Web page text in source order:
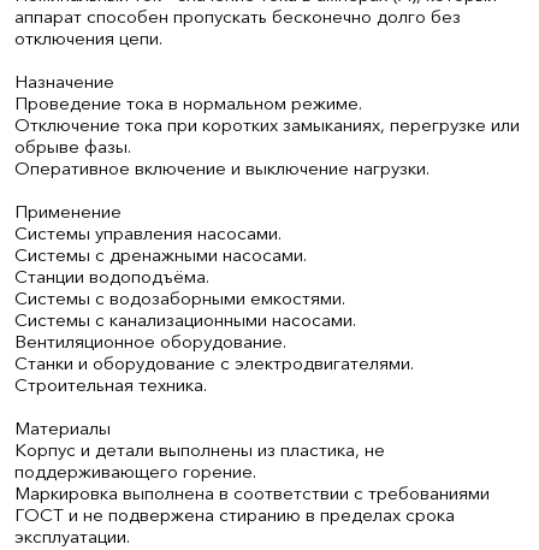
аппарат способен пропускать бесконечно долго без
отключения цепи.
Назначение
Проведение тока в нормальном режиме.
Отключение тока при коротких замыканиях, перегрузке или
обрыве фазы.
Оперативное включение и выключение нагрузки.
Применение
Системы управления насосами.
Системы с дренажными насосами.
Станции водоподъёма.
Системы с водозаборными емкостями.
Системы с канализационными насосами.
Вентиляционное оборудование.
Станки и оборудование с электродвигателями.
Строительная техника.
Материалы
Корпус и детали выполнены из пластика, не
поддерживающего горение.
Маркировка выполнена в соответствии с требованиями
ГОСТ и не подвержена стиранию в пределах срока
эксплуатации.